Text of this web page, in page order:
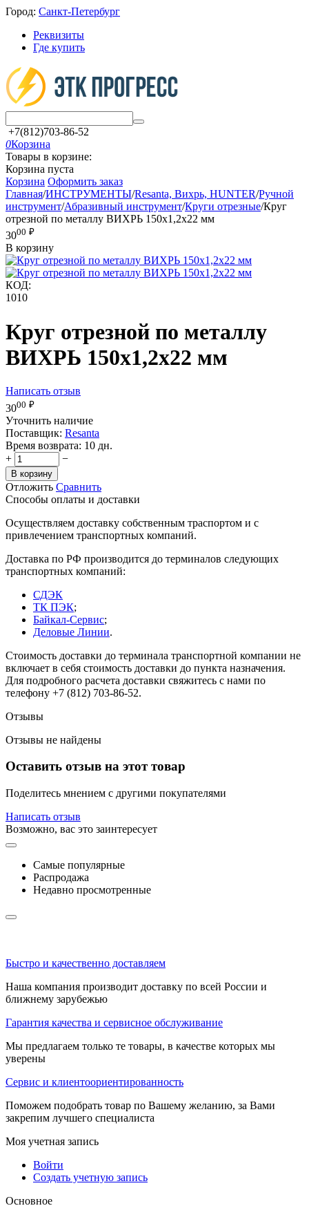
Город: Санкт-Петербург
Реквизиты
Где купить
+7(812)703-86-52
0Корзина
Товары в корзине:
Корзина пуста
Корзина Оформить заказ
Главная/ИНСТРУМЕНТЫ/Resanta, Вихрь, HUNTER/Ручной
инструмент/Абразивный инструмент/Круги отрезные/Круг
отрезной по металлу ВИХРЬ 150х1,2х22 мм
3000 ₽
В корзину
КОД:
1010
Круг отрезной по металлу
ВИХРЬ 150х1,2х22 мм
Написать отзыв
3000 ₽
Уточнить наличие
Поставщик: Resanta
Время возврата: 10 дн.
+
−
В корзину
Отложить Сравнить
Способы оплаты и доставки
Осуществляем доставку собственным траспортом и с
привлечением транспортных компаний.
Доставка по РФ производится до терминалов следующих
транспортных компаний:
СДЭК
ТК ПЭК;
Байкал-Сервис;
Деловые Линии.
Стоимость доставки до терминала транспортной компании не
включает в себя стоимость доставки до пункта назначения.
Для подробного расчета доставки свяжитесь с нами по
телефону +7 (812) 703-86-52.
Отзывы
Отзывы не найдены
Оставить отзыв на этот товар
Поделитесь мнением с другими покупателями
Написать отзыв
Возможно, вас это заинтересует
Самые популярные
Распродажа
Недавно просмотренные
Быстро и качественно доставляем
Наша компания производит доставку по всей России и
ближнему зарубежью
Гарантия качества и сервисное обслуживание
Мы предлагаем только те товары, в качестве которых мы
уверены
Сервис и клиентоориентированность
Поможем подобрать товар по Вашему желанию, за Вами
закрепим лучшего специалиста
Моя учетная запись
Войти
Создать учетную запись
Основное